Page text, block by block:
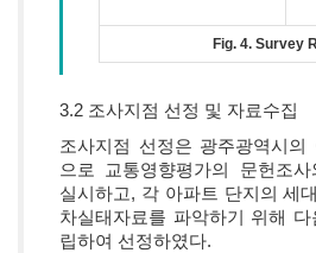
Fig. 4. Survey
3.2 조사지점 선정 및 자료수집
조사지점 선정은 광주광역시
으로 교통영향평가의 문헌조
실시하고, 각 아파트 단지의 세
차실태자료를 파악하기 위해
립하여 선정하였다.